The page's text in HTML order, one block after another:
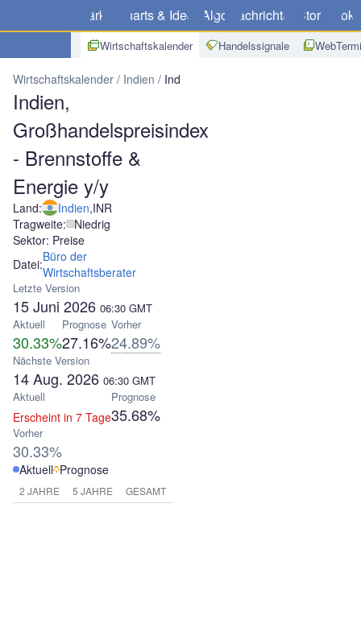
Märkte Charts & Ideen Algo Nachrichten Store
Wirtschaftskalender Handelssignale
Wirtschaftskalender Indien Indien, Großhandelspreisindex -
Indien,
Großhandelspreisindex
- Brennstoffe &
Energie y/y
Land: Indien,INR
Tragweite: Niedrig
Sektor: Preise
Datei:Büro der
Wirtschaftsberater
Letzte Version
15 Juni 2026 06:30 GMT
Aktuell
30.33%
Prognose
27.16%
Vorher
24.89%
Nächste Version
14 Aug. 2026 06:30 GMT
Aktuell
Erscheint in 7 Tage
Prognose
35.68%
Vorher
30.33%
Aktuell Prognose
2 JAHRE 5 JAHRE GESAMT